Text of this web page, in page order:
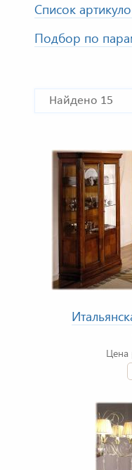
Список
Подбор по
Найдено 15
Цена